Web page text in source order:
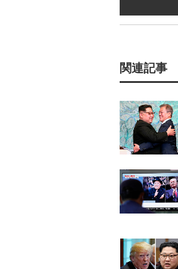
関連記事